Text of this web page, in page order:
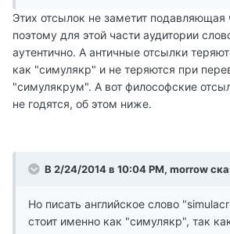
Этих отсылок не заметит подавляющая
поэтому для этой части аудитории
аутентично. А античные отсылки
как "симулякр" и не теряются при
"симулякрум". А вот философские
не годятся, об этом ниже.
В 2/24/2014 в 10:04 PM, morrow
Но писать английское слово
стоит именно как "симулякр", так